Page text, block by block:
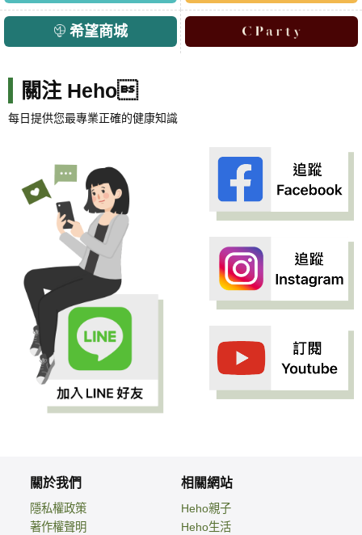
希望商城
關注 Heho
每日提供您最專業正確的健康知識
關於我們
隱私權政策
著作權聲明
相關網站
Heho親子
Heho生活